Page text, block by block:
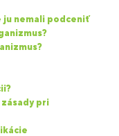
ju nemali podceniť
pri